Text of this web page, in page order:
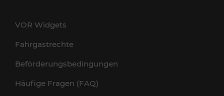
VOR Widgets
Fahrgastrechte
Beförderungsbedingungen
Häufige Fragen (FAQ)